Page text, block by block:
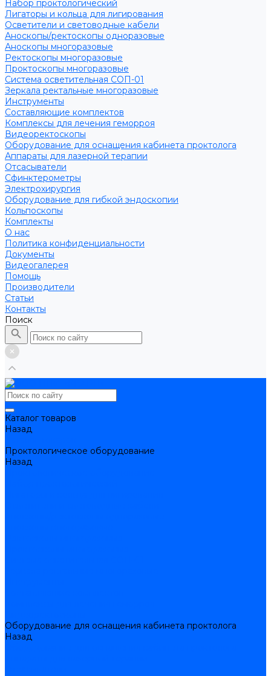
Набор проктологический
Лигаторы и кольца для лигирования
Осветители и световодные кабели
Аноскопы/ректоскопы одноразовые
Аноскопы многоразовые
Ректоскопы многоразовые
Проктоскопы многоразовые
Система осветительная СОП-01
Зеркала ректальные многоразовые
Инструменты
Составляющие комплектов
Комплексы для лечения геморроя
Видеоректоскопы
Оборудование для оснащения кабинета проктолога
Аппараты для лазерной терапии
Отсасыватели
Сфинктерометры
Электрохирургия
Оборудование для гибкой эндоскопии
Кольпоскопы
Комплекты
О нас
Политика конфиденциальности
Документы
Видеогалерея
Помощь
Производители
Статьи
Контакты
Поиск
Каталог товаров
Назад
Проктологическое оборудование
Назад
Оборудование для оснащения кабинета проктолога
Назад